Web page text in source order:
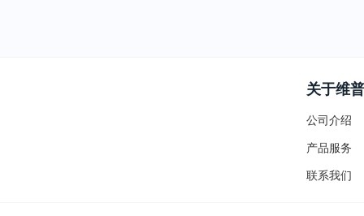
关于维普
公司介绍
产品服务
联系我们